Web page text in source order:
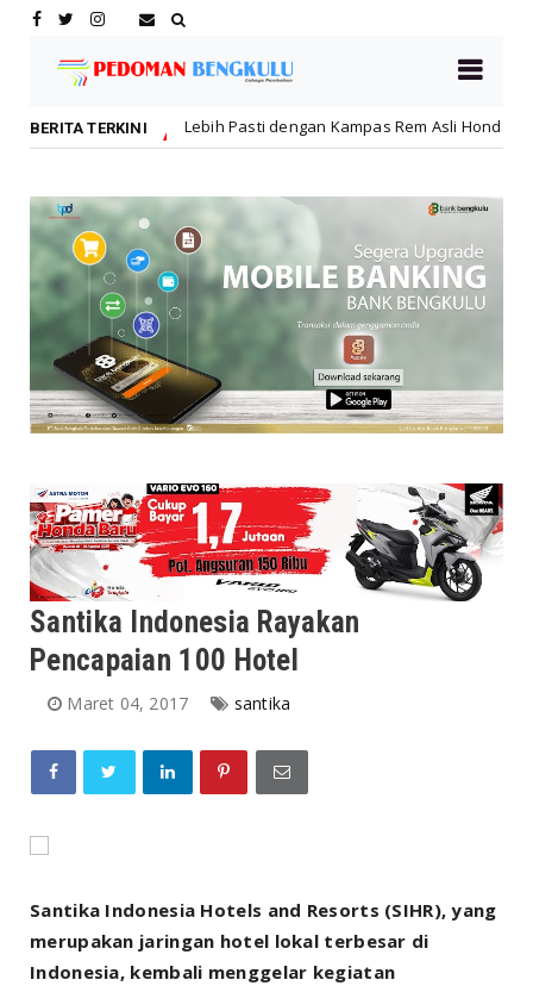
BERITA TERKINI
Lebih Pasti dengan Kampas Rem Asli Honda, Pengereman Maksimal
Santika Indonesia Rayakan
Pencapaian 100 Hotel
Maret 04, 2017 santika
Santika Indonesia Hotels and Resorts (SIHR), yang
merupakan jaringan hotel lokal terbesar di
Indonesia, kembali menggelar kegiatan